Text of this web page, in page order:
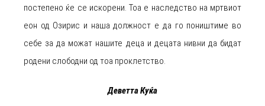
постепено ќе се искорени. Тоа е наследство на мртвиот
еон од Озирис и наша должност е да го поништиме во
себе за да можат нашите деца и децата нивни да бидат
родени слободни од тоа проклетство.
Деветта Куќа